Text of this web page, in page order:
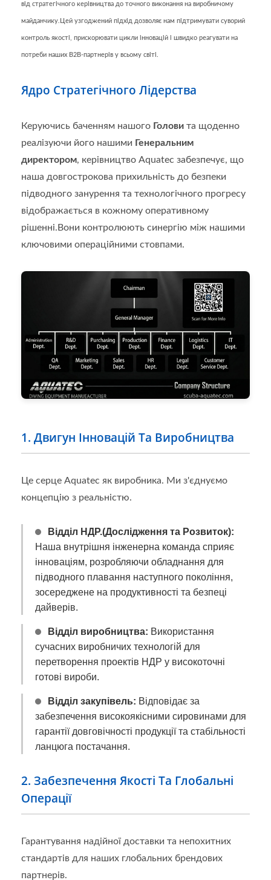
від стратегічного керівництва до точного виконання на виробничому
майданчику.Цей узгоджений підхід дозволяє нам підтримувати суворий
контроль якості, прискорювати цикли інновацій і швидко реагувати на
потреби наших B2B-партнерів у всьому світі.
Ядро Стратегічного Лідерства
Керуючись баченням нашого Голови та щоденно
реалізуючи його нашими Генеральним
директором, керівництво Aquatec забезпечує, що
наша довгострокова прихильність до безпеки
підводного занурення та технологічного прогресу
відображається в кожному оперативному
рішенні.Вони контролюють синергію між нашими
ключовими операційними стовпами.
1. Двигун Інновацій Та Виробництва
Це серце Aquatec як виробника. Ми з'єднуємо
концепцію з реальністю.
Відділ НДР.(Дослідження та Розвиток):
Наша внутрішня інженерна команда сприяє
інноваціям, розробляючи обладнання для
підводного плавання наступного покоління,
зосереджене на продуктивності та безпеці
дайверів.
Відділ виробництва: Використання
сучасних виробничих технологій для
перетворення проектів НДР у високоточні
готові вироби.
Відділ закупівель: Відповідає за
забезпечення високоякісними сировинами для
гарантії довговічності продукції та стабільності
ланцюга постачання.
2. Забезпечення Якості Та Глобальні
Операції
Гарантування надійної доставки та непохитних
стандартів для наших глобальних брендових
партнерів.